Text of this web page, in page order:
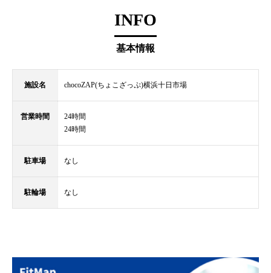
INFO
基本情報
施設名 chocoZAP(ちょこざっぷ)横浜十日市場
営業時間
24時間
24時間
駐車場 なし
駐輪場 なし